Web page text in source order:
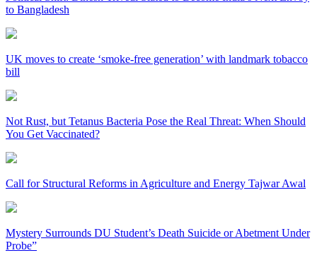
to Bangladesh
UK moves to create ‘smoke-free generation’ with landmark tobacco
bill
Not Rust, but Tetanus Bacteria Pose the Real Threat: When Should
You Get Vaccinated?
Call for Structural Reforms in Agriculture and Energy Tajwar Awal
Mystery Surrounds DU Student’s Death Suicide or Abetment Under
Probe”